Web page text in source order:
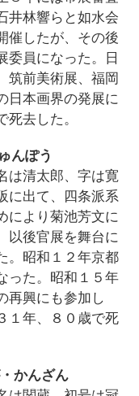
井林響らと如水会
催したが、その後
委員になった。日
筑前美術展、福岡
日本画界の発展に
去した。
んぽう
は清太郎、字は寛
に出て、四条派系
により菊池芳文に
以後官展を舞台に
。昭和１２年京都
った。昭和１５年
再興にも参加し
１年、８０歳で死
かんざん